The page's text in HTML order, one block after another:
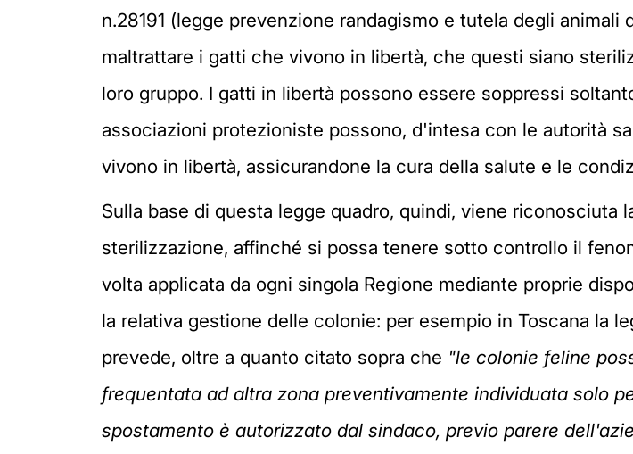
n.28191 (legge prevenzione randagismo e tutela degli
maltrattare i gatti che vivono in libertà, che questi siano
loro gruppo. I gatti in libertà possono essere soppressi
associazioni protezioniste possono, d'intesa con le autorità
vivono in libertà, assicurandone la cura della salute e le
Sulla base di questa legge quadro, quindi, viene riconosciuta
sterilizzazione, affinché si possa tenere sotto controllo il
volta applicata da ogni singola Regione mediante proprie
la relativa gestione delle colonie: per esempio in Toscana la
prevede, oltre a quanto citato sopra che "le colonie feline
frequentata ad altra zona preventivamente individuata solo
spostamento è autorizzato dal sindaco, previo parere